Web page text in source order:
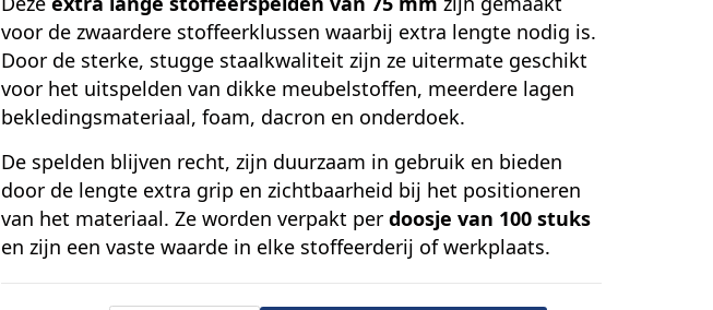
voor de zwaardere stoffeerklussen waarbij extra lengte nodig is.
Door de sterke, stugge staalkwaliteit zijn ze uitermate geschikt
voor het uitspelden van dikke meubelstoffen, meerdere lagen
bekledingsmateriaal, foam, dacron en onderdoek.
De spelden blijven recht, zijn duurzaam in gebruik en bieden
door de lengte extra grip en zichtbaarheid bij het positioneren
van het materiaal. Ze worden verpakt per doosje van 100 stuks
en zijn een vaste waarde in elke stoffeerderij of werkplaats.